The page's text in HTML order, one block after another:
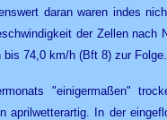
daran waren indes
der Zellen
74,0 km/h (Bft 8) zur Folge.
"einigermaßen"
In der